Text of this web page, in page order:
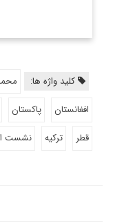
کلید واژه ها:
افغانستان
پاکستان
قطر
ترکیه نشست